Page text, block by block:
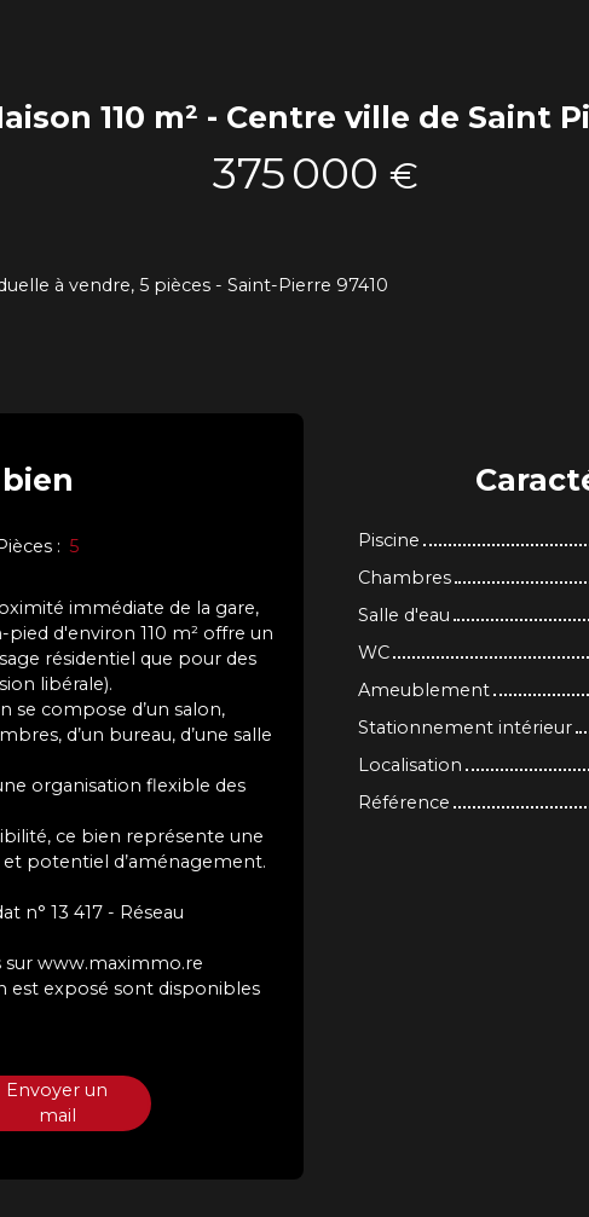
110 m² - Centre ville de Saint
375 000 €
à vendre, 5 pièces - Saint-Pierre 97410
: 5
immédiate de la gare,
d'environ 110 m² offre un
résidentiel que pour des
libérale).
se compose d’un salon,
d’un bureau, d’une salle
organisation flexible des
ce bien représente une
potentiel d’aménagement.
n° 13 417 - Réseau
sur www.maximmo.re
est exposé sont disponibles
Envoyer un
mail
Piscine
Chambres
Salle d'eau
WC
Ameublement
Stationnement intérieur
Localisation
Référence